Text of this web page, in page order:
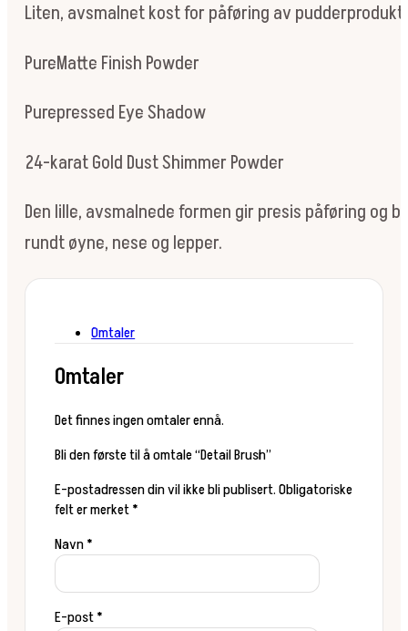
Liten, avsmalnet kost for påføring av
PureMatte Finish Powder
Purepressed Eye Shadow
24-karat Gold Dust Shimmer Powder
Den lille, avsmalnede formen gir presis påføring og
rundt øyne, nese og lepper.
Omtaler
Omtaler
Det finnes ingen omtaler ennå.
Bli den første til å omtale “Detail Brush”
E-postadressen din vil ikke bli publisert.Obligatoriske
felt er merket*
Navn*
E-post*